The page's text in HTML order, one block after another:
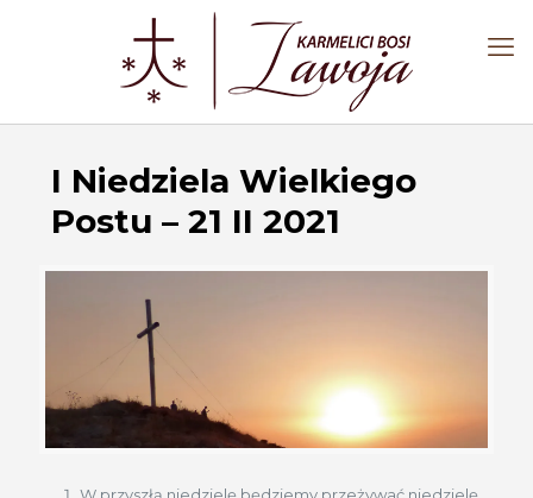
I Niedziela Wielkiego
Postu – 21 II 2021